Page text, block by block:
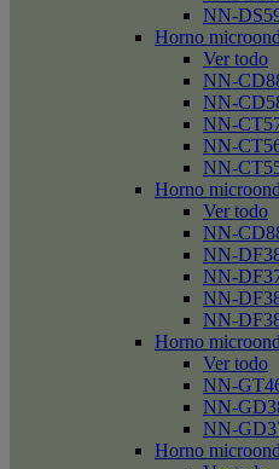
NN-
Horno
Ver todo
NN-
NN-
NN-
NN-
NN-
Horno
Ver todo
NN-
NN-
NN-
NN-
NN-
Horno
Ver todo
NN-
NN-
NN-
Horno